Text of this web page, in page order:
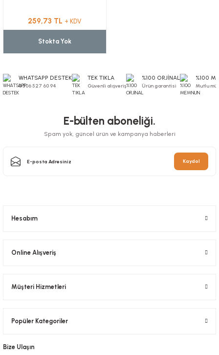
259,73 TL + KDV
Stokta Yok
WHATSAPP DESTEK
0 506 527 60 94
TEK TIKLA
Güvenli alışveriş
%100 ORJİNAL
Ürün garantisi
%100
Mutlu
E-bülten aboneliği.
Spam yok, güncel ürün ve kampanya haberleri
Kaydol
Hesabım
Online Alışveriş
Müşteri Hizmetleri
Popüler Kategoriler
Bize Ulaşın